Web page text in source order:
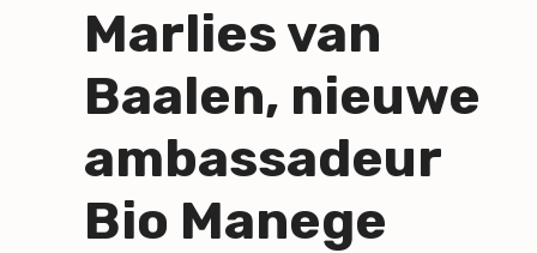
inhoud
Marlies van
Baalen, nieuwe
ambassadeur
Bio Manege